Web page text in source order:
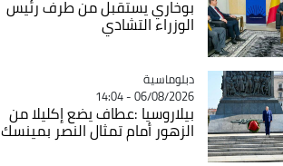
بوخاري يستقبل من طرف رئيس
الوزراء التشادي
Catégorie
دبلوماسية
06/08/2026 - 14:04
بيلاروسيا :عطاف يضع إكليلا من
الزهور أمام تمثال النصر بمينسك